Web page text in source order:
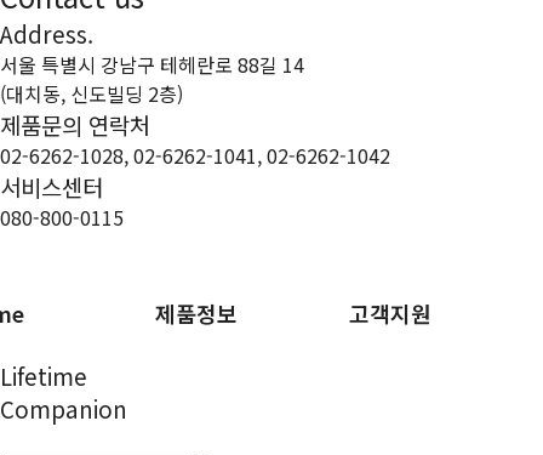
Address.
서울 특별시 강남구 테헤란로 88길 14
(대치동, 신도빌딩 2층)
제품문의 연락처
02-6262-1028, 02-6262-1041, 02-6262-1042
서비스센터
080-800-0115
제품정보 고객지원
Lifetime
Companion